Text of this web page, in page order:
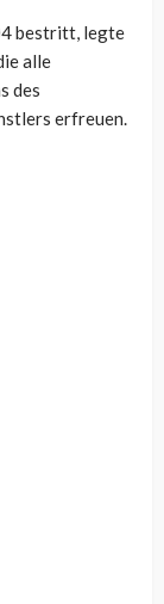
bestritt, legte
alle
des
erfreuen.